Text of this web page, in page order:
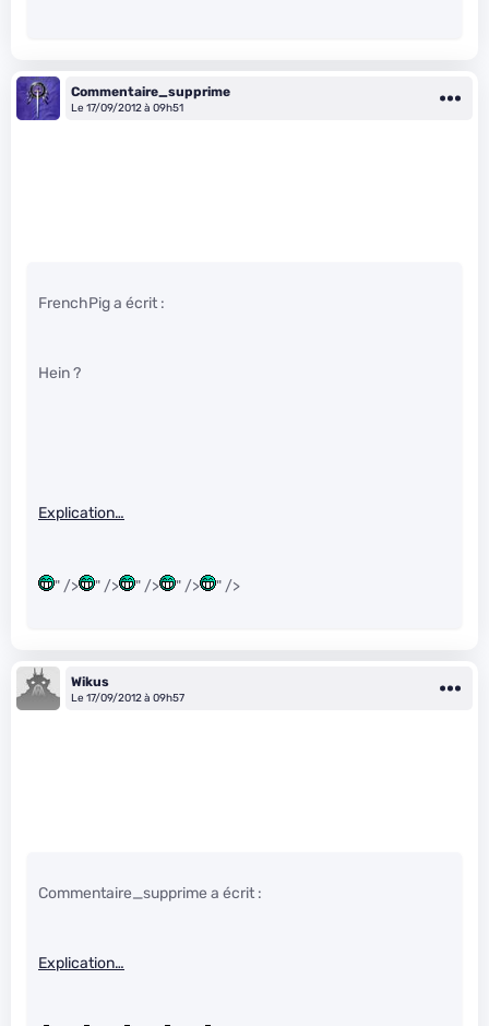
Commentaire_supprime
Le 17/09/2012 à 09h51
FrenchPig a écrit :
Hein ?
Explication…
" /> " /> " /> " /> " />
Wikus
Le 17/09/2012 à 09h57
Commentaire_supprime a écrit :
Explication…